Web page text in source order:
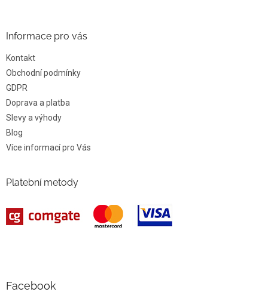
Informace pro vás
Kontakt
Obchodní podmínky
GDPR
Doprava a platba
Slevy a výhody
Blog
Více informací pro Vás
Platební metody
Facebook